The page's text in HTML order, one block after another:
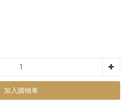
加入購物車